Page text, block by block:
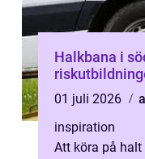
Halkbana i
01 juli 2026
inspiration
Att köra på